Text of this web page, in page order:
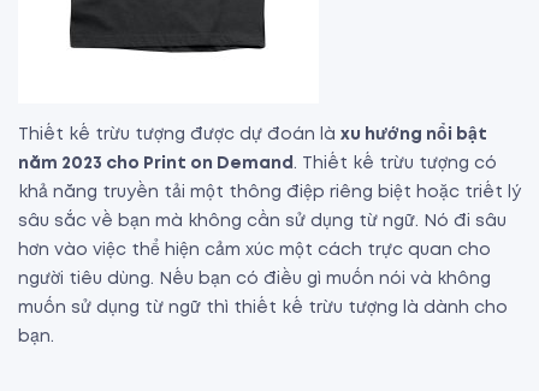
Thiết kế trừu tượng được dự đoán là xu hướng nổi bật
năm 2023 cho Print on Demand . Thiết kế trừu tượng có
khả năng truyền tải một thông điệp riêng biệt hoặc triết lý
sâu sắc về bạn mà không cần sử dụng từ ngữ. Nó đi sâu
hơn vào việc thể hiện cảm xúc một cách trực quan cho
người tiêu dùng. Nếu bạn có điều gì muốn nói và không
muốn sử dụng từ ngữ thì thiết kế trừu tượng là dành cho
bạn.